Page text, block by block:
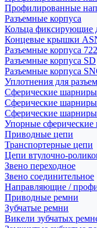
Профилированные
Разъемные корпуса
Кольца фиксирующие
Концевые крышки
Разъемные корпуса
Разъемные корпуса SD
Разъемные корпуса
Уплотнения для
Сферические шарниры
Сферические
Сферические
Упорные
Приводные цепи
Транспортерные цепи
Цепи втулочно-
Звено переходное
Звено соединительное
Направляющие /
Приводные ремни
Зубчатые ремни
Викели зубчатых